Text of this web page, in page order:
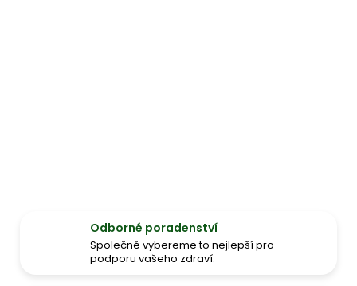
Odborné poradenství
Společně vybereme to nejlepší pro
podporu vašeho zdraví.